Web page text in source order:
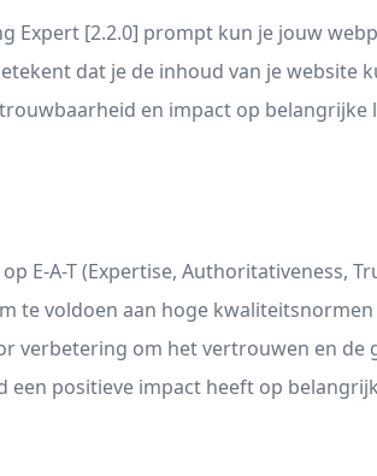
Expert [2.2.0] prompt kun je jouw
dat je de inhoud van je
en impact op belangrijke
E-A-T (Expertise, Authoritativeness,
te voldoen aan hoge kwaliteitsnormen
verbetering om het vertrouwen en
een positieve impact heeft op